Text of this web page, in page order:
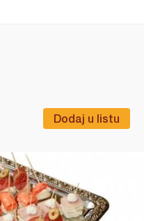
Dodaj u listu